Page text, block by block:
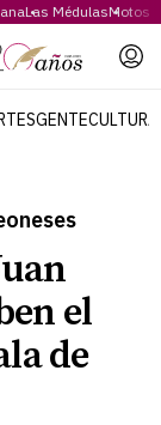
Las MédulasMotos
GENTECULTURA
el
de